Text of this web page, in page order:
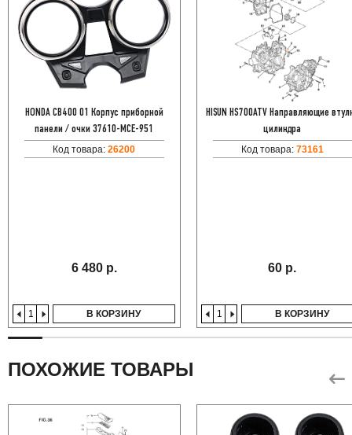
HONDA CB400 01 Корпус приборной
панели / очки 37610-MCE-951
Код товара:26200
6 480 р.
В КОРЗИНУ
HISUN HS700ATV Направляющие
цилиндра
Код товара: 73161
60 р.
В КОРЗИНУ
ПОХОЖИЕ ТОВАРЫ